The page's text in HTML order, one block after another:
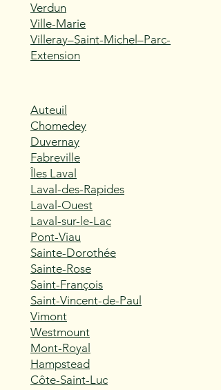
Verdun
Ville-Marie
Villeray–Saint-Michel–Parc-
Extension
Auteuil
Chomedey
Duvernay
Fabreville
Îles Laval
Laval-des-Rapides
Laval-Ouest
Laval-sur-le-Lac
Pont-Viau
Sainte-Dorothée
Sainte-Rose
Saint-François
Saint-Vincent-de-Paul
Vimont
Westmount
Mont-Royal
Hampstead
Côte-Saint-Luc